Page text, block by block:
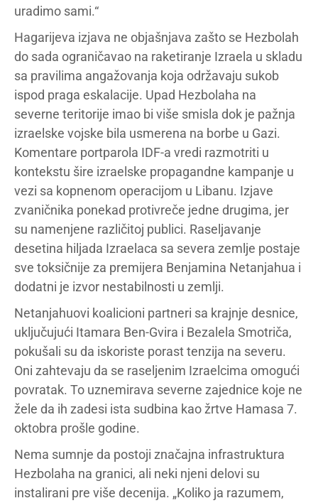
uradimo sami.“
Hagarijeva izjava ne objašnjava zašto se Hezbolah
do sada ograničavao na raketiranje Izraela u skladu
sa pravilima angažovanja koja održavaju sukob
ispod praga eskalacije. Upad Hezbolaha na
severne teritorije imao bi više smisla dok je pažnja
izraelske vojske bila usmerena na borbe u Gazi.
Komentare portparola IDF-a vredi razmotriti u
kontekstu šire izraelske propagandne kampanje u
vezi sa kopnenom operacijom u Libanu. Izjave
zvaničnika ponekad protivreče jedne drugima, jer
su namenjene različitoj publici. Raseljavanje
desetina hiljada Izraelaca sa severa zemlje postaje
sve toksičnije za premijera Benjamina Netanjahua i
dodatni je izvor nestabilnosti u zemlji.
Netanjahuovi koalicioni partneri sa krajnje desnice,
uključujući Itamara Ben-Gvira i Bezalela Smotriča,
pokušali su da iskoriste porast tenzija na severu.
Oni zahtevaju da se raseljenim Izraelcima omogući
povratak. To uznemirava severne zajednice koje ne
žele da ih zadesi ista sudbina kao žrtve Hamasa 7.
oktobra prošle godine.
Nema sumnje da postoji značajna infrastruktura
Hezbolaha na granici, ali neki njeni delovi su
instalirani pre više decenija. „Koliko ja razumem,